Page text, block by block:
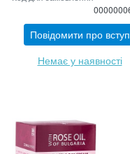
Повідомити про вступ
Немає у наявності